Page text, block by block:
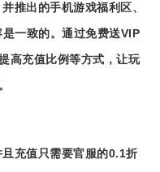
推出的手机游戏福利区、
一致的。通过免费送VIP
高充值比例等方式，让玩
充值只需要官服的0.1折